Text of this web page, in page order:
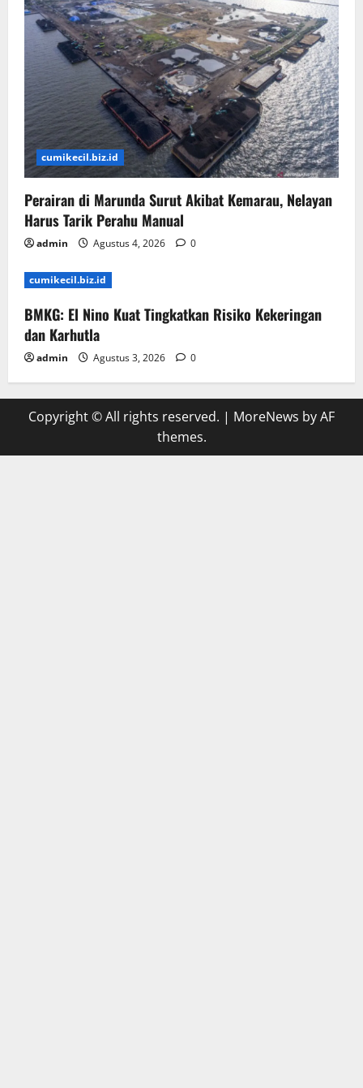
cumikecil.biz.id
Perairan di Marunda Surut Akibat Kemarau, Nelayan
Harus Tarik Perahu Manual
admin Agustus 4, 2026 0
cumikecil.biz.id
BMKG: El Nino Kuat Tingkatkan Risiko Kekeringan
dan Karhutla
admin Agustus 3, 2026 0
Copyright © All rights reserved. | MoreNews by AF
themes.